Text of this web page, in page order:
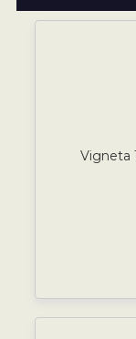
Vigneta